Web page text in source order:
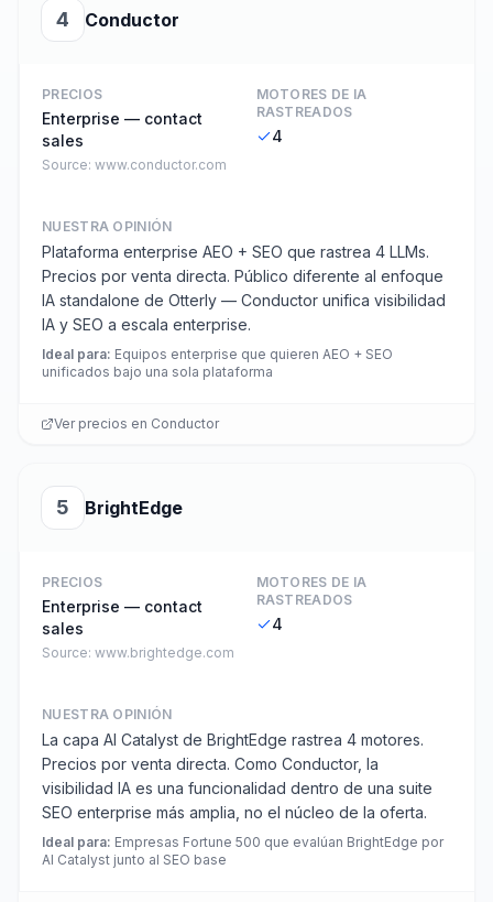
4 Conductor
PRECIOS
Enterprise — contact
sales
Source: www.conductor.com
MOTORES DE IA
RASTREADOS
4
NUESTRA OPINIÓN
Plataforma enterprise AEO + SEO que rastrea 4 LLMs.
Precios por venta directa. Público diferente al enfoque
IA standalone de Otterly — Conductor unifica visibilidad
IA y SEO a escala enterprise.
Ideal para: Equipos enterprise que quieren AEO + SEO
unificados bajo una sola plataforma
Ver precios en Conductor
5 BrightEdge
PRECIOS
Enterprise — contact
sales
Source: www.brightedge.com
MOTORES DE IA
RASTREADOS
4
NUESTRA OPINIÓN
La capa AI Catalyst de BrightEdge rastrea 4 motores.
Precios por venta directa. Como Conductor, la
visibilidad IA es una funcionalidad dentro de una suite
SEO enterprise más amplia, no el núcleo de la oferta.
Ideal para: Empresas Fortune 500 que evalúan BrightEdge por
AI Catalyst junto al SEO base